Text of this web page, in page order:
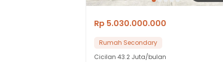
Rp 5.030.000.000
Rumah Secondary
Cicilan 43.2 Juta/bulan